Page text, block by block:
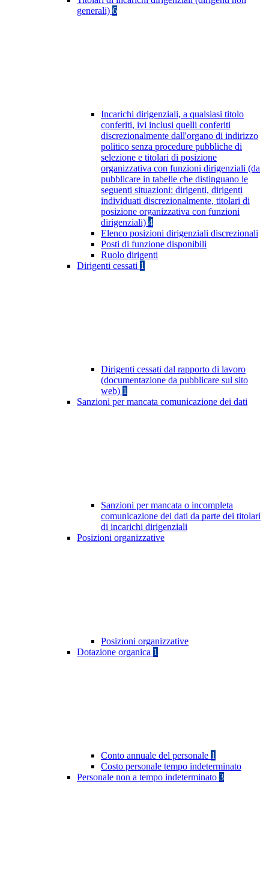
generali) 6
Incarichi dirigenziali, a qualsiasi titolo
conferiti, ivi inclusi quelli conferiti
discrezionalmente dall'organo di indirizzo
politico senza procedure pubbliche di
selezione e titolari di posizione
organizzativa con funzioni dirigenziali (da
pubblicare in tabelle che distinguano le
seguenti situazioni: dirigenti, dirigenti
individuati discrezionalmente, titolari di
posizione organizzativa con funzioni
dirigenziali) 4
Elenco posizioni dirigenziali discrezionali
Posti di funzione disponibili
Ruolo dirigenti
Dirigenti cessati 1
Dirigenti cessati dal rapporto di lavoro
(documentazione da pubblicare sul sito
web) 1
Sanzioni per mancata comunicazione dei dati
Sanzioni per mancata o incompleta
comunicazione dei dati da parte dei titolari
di incarichi dirigenziali
Posizioni organizzative
Posizioni organizzative
Dotazione organica 1
Conto annuale del personale 1
Costo personale tempo indeterminato
Personale non a tempo indeterminato 3